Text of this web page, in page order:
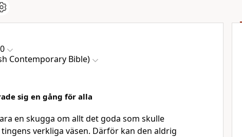
Contemporary Bible)
sig en gång för alla
en skugga om allt det goda som skulle
verkliga väsen. Därför kan den aldrig